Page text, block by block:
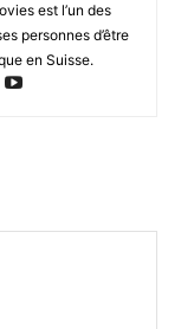
est l’un des
personnes d’être
en Suisse.